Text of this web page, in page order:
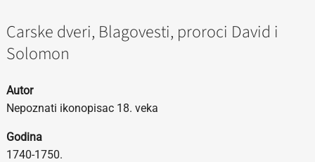
Carske dveri, Blagovesti, proroci David i
Solomon
Autor
Nepoznati ikonopisac 18. veka
Godina
1740-1750.